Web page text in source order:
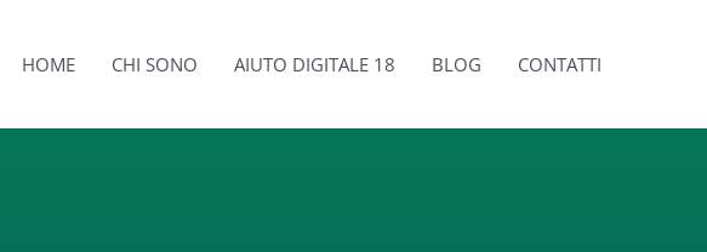
HOME CHI SONO AIUTO DIGITALE 18 BLOG CONTATTI